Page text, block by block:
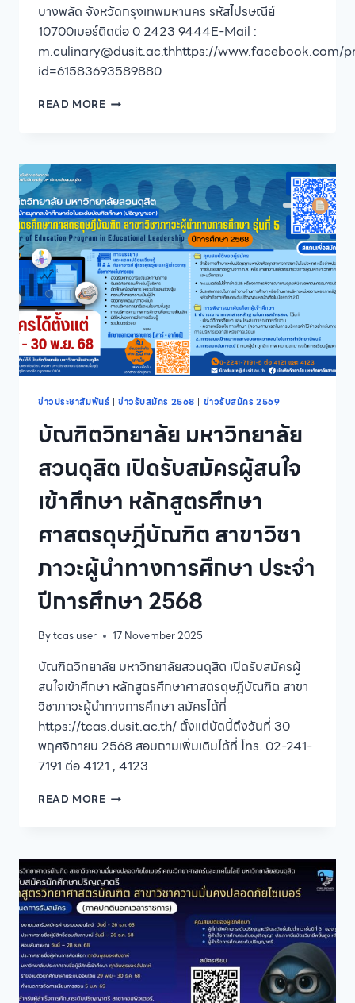
บางพลัด จังหวัดกรุงเทพมหานคร รหัสไปรษณีย์
10700เบอร์ติดต่อ 0 2423 9444E-Mail :
m.culinary@dusit.ac.thhttps://www.facebook.com/
id=61583693589880
READ MOREโรงเรียน
เปิด
รับ
สมัคร
ผู้
สนใจ
เข้า
ศึกษา
หลักสูตร
วิทยา
ศาสตร
มหา
บัณฑิต
สาขา
การ
อาหาร
การ
ประจำ
ปี
การ
ศึกษา
2569
ข่าวประชาสัมพันธ์ | ข่าวรับสมัคร 2568 | ข่าวรับสมัคร 2569
บัณฑิตวิทยาลัย มหาวิทยาลัย
สวนดุสิต เปิดรับสมัครผู้สนใจ
เข้าศึกษา หลักสูตรศึกษา
ศาสตรดุษฎีบัณฑิต สาขาวิชา
ภาวะผู้นำทางการศึกษา ประจำ
ปีการศึกษา 2568
Bytcas user 17 November 2025
บัณฑิตวิทยาลัย มหาวิทยาลัยสวนดุสิต เปิดรับสมัครผู้
สนใจเข้าศึกษา หลักสูตรศึกษาศาสตรดุษฎีบัณฑิต สาขา
วิชาภาวะผู้นำทางการศึกษา สมัครได้ที่
https://tcas.dusit.ac.th/ ตั้งแต่บัดนี้ถึงวันที่ 30
พฤศจิกายน 2568 สอบถามเพิ่มเติมได้ที่ โทร. 02-241-
7191 ต่อ 4121 , 4123
READ MOREบัณฑิต
เปิด
รับ
สมัคร
ผู้
สนใจ
เข้า
ศึกษา
หลักสูตร
ศึกษา